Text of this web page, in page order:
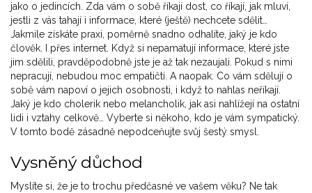
jako o jedincích. Zda vám o sobě říkají dost, co říkají, jak mluví,
jestli z vás tahají i informace, které (ještě) nechcete sdělit…
Jakmile získáte praxi, poměrně snadno odhalíte, jaký je kdo
člověk. I přes internet. Když si nepamatují informace, které jste
jim sdělili, pravděpodobně jste je až tak nezaujali. Pokud s nimi
nepracují, nebudou moc empatičtí. A naopak. Co vám sdělují o
sobě vám napoví o jejich osobnosti, i když to nahlas neříkají.
Jaký je kdo cholerik nebo melancholik, jak asi nahlížejí na ostatní
lidi i vztahy celkově… Vyberte si někoho, kdo je vám sympatický.
V tomto bodě zásadně nepodceňujte svůj šestý smysl.
Vysněný důchod
Myslíte si, že je to trochu předčasné ve vašem věku? Ne tak